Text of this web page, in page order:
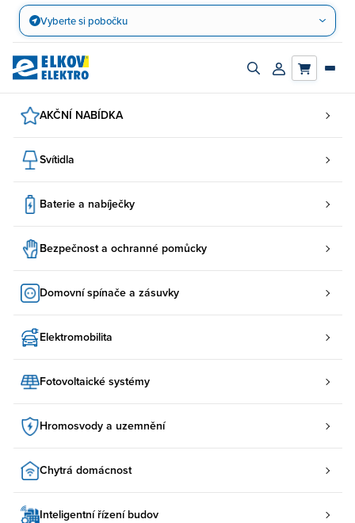
Přejít
obsah
Vyberte si pobočku
Zapnout/vypnout
Přihlásit/
AKČNÍ NABÍDKA
Svítidla
Baterie a nabíječky
Bezpečnost a ochranné pomůcky
Domovní spínače a zásuvky
Elektromobilita
Fotovoltaické systémy
Hromosvody a uzemnění
Chytrá domácnost
Inteligentní řízení budov